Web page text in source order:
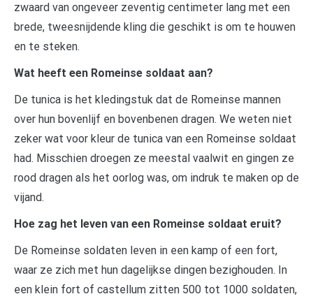
zwaard van ongeveer zeventig centimeter lang met een
brede, tweesnijdende kling die geschikt is om te houwen
en te steken.
Wat heeft een Romeinse soldaat aan?
De tunica is het kledingstuk dat de Romeinse mannen
over hun bovenlijf en bovenbenen dragen. We weten niet
zeker wat voor kleur de tunica van een Romeinse soldaat
had. Misschien droegen ze meestal vaalwit en gingen ze
rood dragen als het oorlog was, om indruk te maken op de
vijand.
Hoe zag het leven van een Romeinse soldaat eruit?
De Romeinse soldaten leven in een kamp of een fort,
waar ze zich met hun dagelijkse dingen bezighouden. In
een klein fort of castellum zitten 500 tot 1000 soldaten,